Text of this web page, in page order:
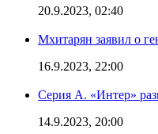
20.9.2023, 02:40
Мхитарян заявил о
16.9.2023, 22:00
Серия А. «Интер»
14.9.2023, 20:00